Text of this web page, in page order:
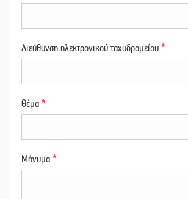
Διεύθυνση ηλεκτρονικού ταχυδρομείου*
Θέμα*
Μήνυμα*